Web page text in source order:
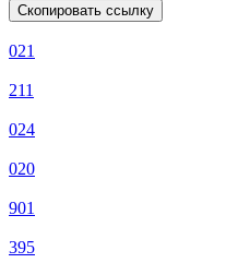
Скопировать ссылку
021
211
024
020
901
395